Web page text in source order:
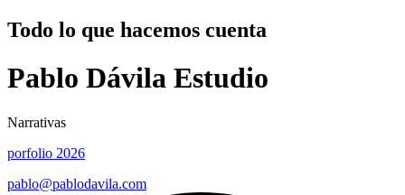
Todo lo que hacemos cuenta
Pablo Dávila Estudio
Narrativas
porfolio 2026
pablo@pablodavila.com